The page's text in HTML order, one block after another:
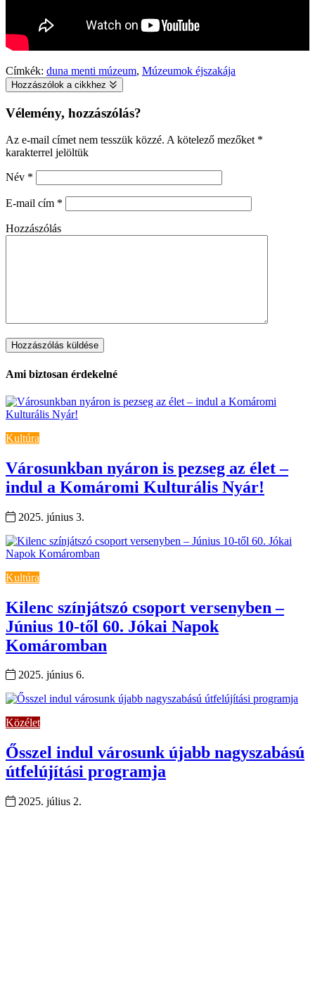
Címkék: duna menti múzeum, Múzeumok éjszakája
Hozzászólok a cikkhez
Vélemény, hozzászólás?
Az e-mail címet nem tesszük közzé. A kötelező mezőket *
karakterrel jelöltük
Név *
E-mail cím *
Hozzászólás
Ami biztosan érdekelné
Kultúra
Városunkban nyáron is pezseg az élet –
indul a Komáromi Kulturális Nyár!
2025. június 3.
Kultúra
Kilenc színjátszó csoport versenyben –
Június 10-től 60. Jókai Napok
Komáromban
2025. június 6.
Közélet
Ősszel indul városunk újabb nagyszabású
útfelújítási programja
2025. július 2.